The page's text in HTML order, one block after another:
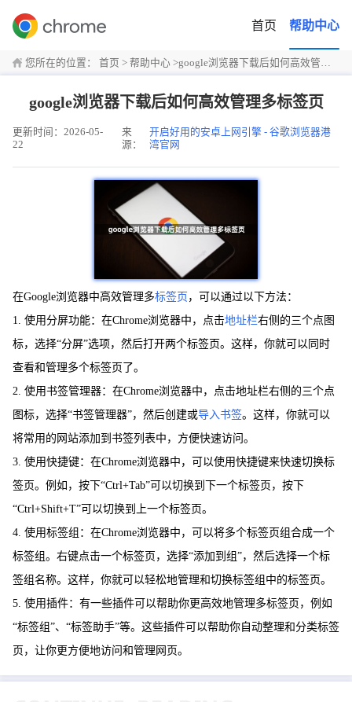
首页 帮助中心
您所在的位置： 首页 > 帮助中心 >google浏览器下载后如何高效管理多标签页
google浏览器下载后如何高效管理多标签页
更新时间：2026-05-
22
来
源：
开启好用的安卓上网引擎 - 谷歌浏览器港
湾官网
在Google浏览器中高效管理多标签页 ，可以通过以下方法：
1. 使用分屏功能：在Chrome浏览器中，点击地址栏右侧的三个点图
标，选择“分屏”选项，然后打开两个标签页。这样，你就可以同时
查看和管理多个标签页了。
2. 使用书签管理器：在Chrome浏览器中，点击地址栏右侧的三个点
图标，选择“书签管理器”，然后创建或导入书签。这样，你就可以
将常用的网站添加到书签列表中，方便快速访问。
3. 使用快捷键：在Chrome浏览器中，可以使用快捷键来快速切换标
签页。例如，按下“Ctrl+Tab”可以切换到下一个标签页，按下
“Ctrl+Shift+T”可以切换到上一个标签页。
4. 使用标签组：在Chrome浏览器中，可以将多个标签页组合成一个
标签组。右键点击一个标签页，选择“添加到组”，然后选择一个标
签组名称。这样，你就可以轻松地管理和切换标签组中的标签页。
5. 使用插件：有一些插件可以帮助你更高效地管理多标签页，例如
“标签组”、“标签助手”等。这些插件可以帮助你自动整理和分类标签
页，让你更方便地访问和管理网页。